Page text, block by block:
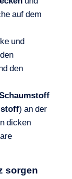
auf dem
und
den
) an der
dicken
sorgen